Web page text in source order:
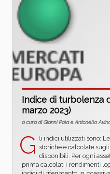
Indice di turbolenza
marzo 2023)
a cura di Gianni Pola e Antonello
G li indici utilizzati sono:
storiche e calcolate
disponibili. Per ogni
prima calcolati i rendimenti